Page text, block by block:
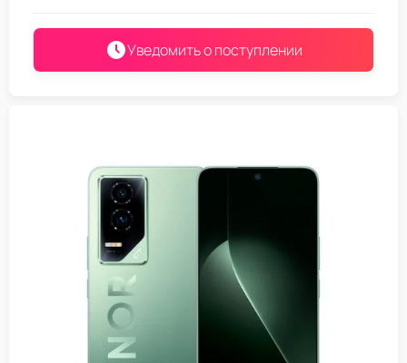
Уведомить о поступлении